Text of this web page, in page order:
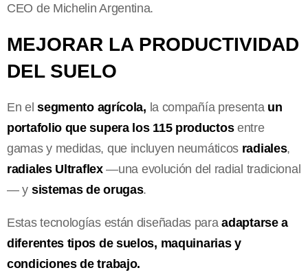
CEO de Michelin Argentina.
MEJORAR LA PRODUCTIVIDAD
DEL SUELO
En elsegmento agrícola, la compañía presenta un
portafolio que supera los 115 productosentre
gamas y medidas, que incluyen neumáticos radiales,
radiales Ultraflex—una evolución del radial tradicional
— y sistemas de orugas.
Estas tecnologías están diseñadas paraadaptarse a
diferentes tipos de suelos, maquinarias y
condiciones de trabajo.